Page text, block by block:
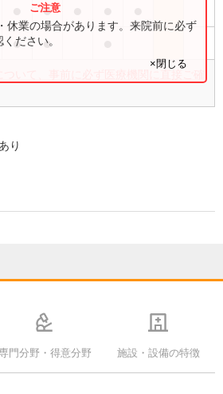
●
● ●
いて、事前に必ず医療機関に直接ご確
休業の場合があります。来院前に必ず
ださい。
×閉じる
り
門分野・得意分野 施設・設備の特徴